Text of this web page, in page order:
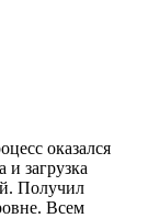
оказался
загрузка
Получил
Всем